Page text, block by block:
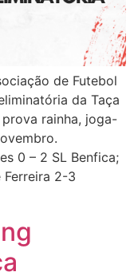
de Futebol
da Taça
rainha, joga-
0 – 2 SL Benfica;
Ferreira 2-3